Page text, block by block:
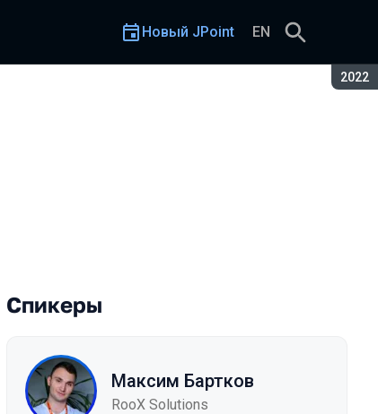
2022
Новый JPoint EN
Спикеры
Максим Бартков
RooX Solutions